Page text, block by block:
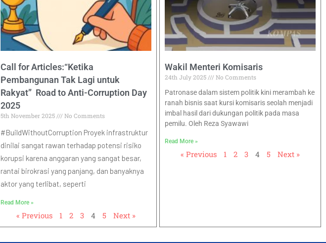
Call for Articles:“Ketika
Pembangunan Tak Lagi untuk
Rakyat” Road to Anti-Corruption Day
2025
5th November 2025 No Comments
#BuildWithoutCorruption Proyek infrastruktur
dinilai sangat rawan terhadap potensi risiko
korupsi karena anggaran yang sangat besar,
rantai birokrasi yang panjang, dan banyaknya
aktor yang terlibat, seperti
Read More »
« Previous 1 2 3 4 5 Next »
Wakil Menteri Komisaris
24th July 2025
No Comments
Patronase dalam sistem politik kini merambah ke
ranah bisnis saat kursi komisaris seolah menjadi
imbal hasil dari dukungan politik pada masa
pemilu. Oleh Reza Syawawi
Read More »
« Previous 1 2 3 4 5 Next »